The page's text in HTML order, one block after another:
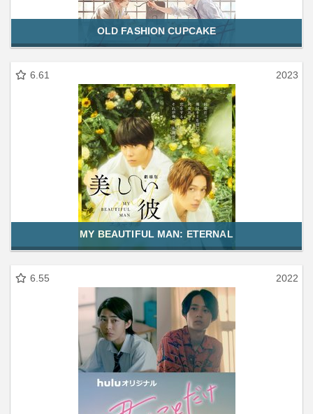
OLD FASHION CUPCAKE
6.61 2023
MY BEAUTIFUL MAN: ETERNAL
6.55 2022